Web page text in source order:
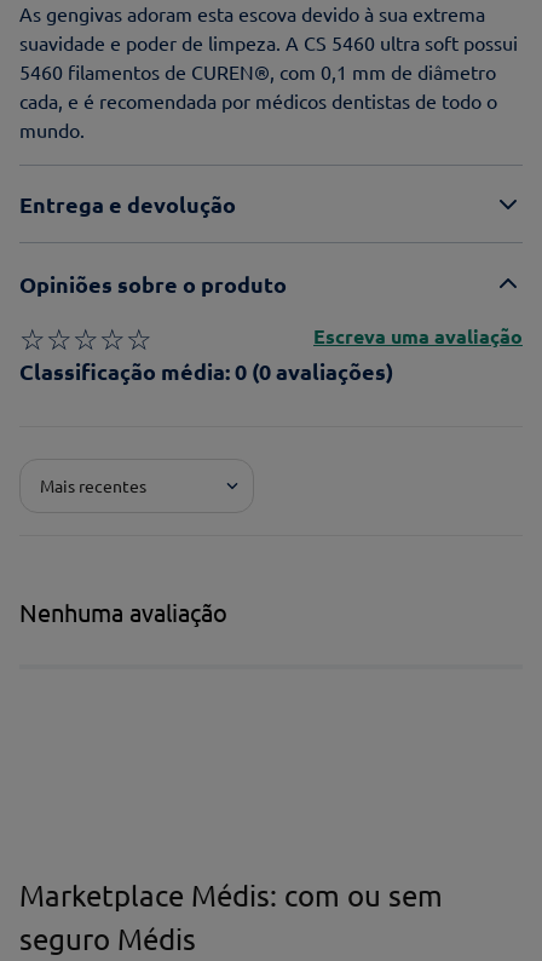
As gengivas adoram esta escova devido à sua extrema
suavidade e poder de limpeza. A CS 5460 ultra soft possui
5460 filamentos de CUREN®, com 0,1 mm de diâmetro
cada, e é recomendada por médicos dentistas de todo o
mundo.
Entrega e devolução
Opiniões sobre o produto
☆☆☆☆☆
Classificação média: 0 (0 avaliações)
Escreva uma avaliação
Pontuação*
Nome*
Mais recentes
Nenhuma avaliação
Marketplace Médis: com ou sem
seguro Médis